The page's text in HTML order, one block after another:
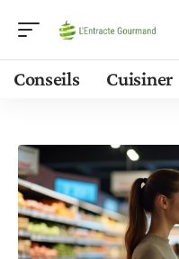
Conseils Cuisiner